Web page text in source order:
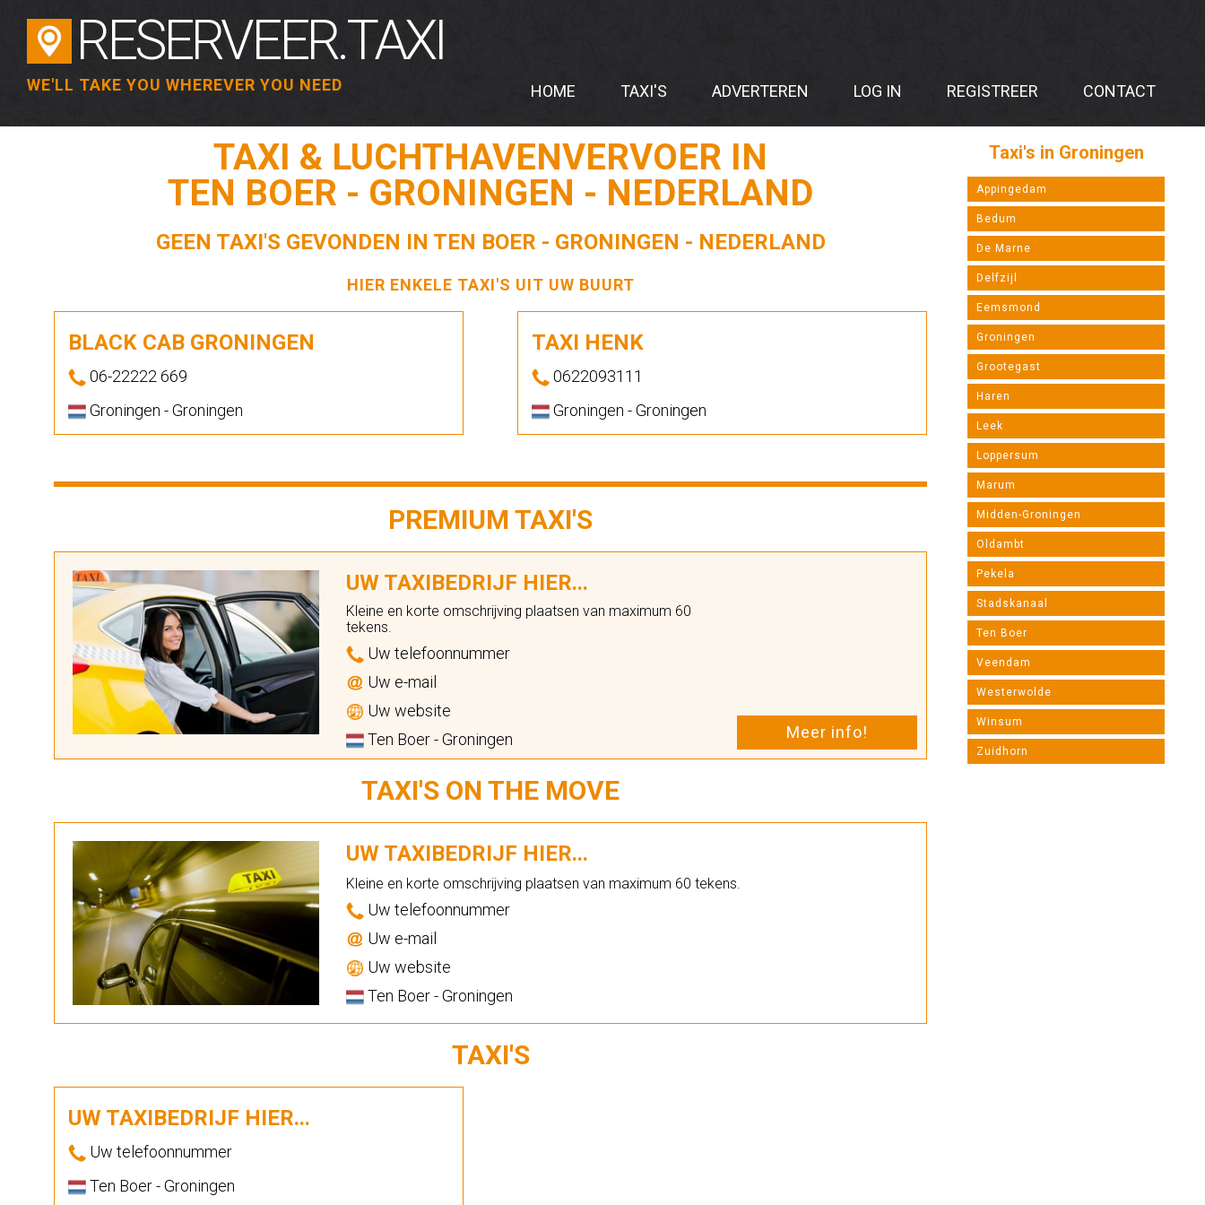
RESERVEER.TAXI
WE'LL TAKE YOU WHEREVER YOU NEED HOME TAXI'S ADVERTEREN LOG IN REGISTREER CONTACT
TAXI & LUCHTHAVENVERVOER IN
TEN BOER - GRONINGEN - NEDERLAND
GEEN TAXI'S GEVONDEN IN TEN BOER - GRONINGEN - NEDERLAND
HIER ENKELE TAXI'S UIT UW BUURT
BLACK CAB GRONINGEN
06-22222 669
Groningen - Groningen
TAXI HENK
0622093111
Groningen - Groningen
PREMIUM TAXI'S
UW TAXIBEDRIJF HIER...
Kleine en korte omschrijving plaatsen van maximum 60
tekens.
Uw telefoonnummer
Uw e-mail
Uw website
Ten Boer - Groningen
Meer info!
TAXI'S ON THE MOVE
UW TAXIBEDRIJF HIER...
Kleine en korte omschrijving plaatsen van maximum 60 tekens.
Uw telefoonnummer
Uw e-mail
Uw website
Ten Boer - Groningen
TAXI'S
UW TAXIBEDRIJF HIER...
Uw telefoonnummer
Ten Boer - Groningen
Taxi's in Groningen
Appingedam
Bedum
De Marne
Delfzijl
Eemsmond
Groningen
Grootegast
Haren
Leek
Loppersum
Marum
Midden-Groningen
Oldambt
Pekela
Stadskanaal
Ten Boer
Veendam
Westerwolde
Winsum
Zuidhorn